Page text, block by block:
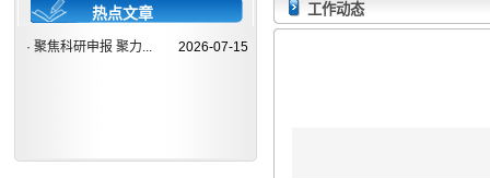
热点文章
· 聚焦科研申报 聚力... 2026-07-15
工作动态